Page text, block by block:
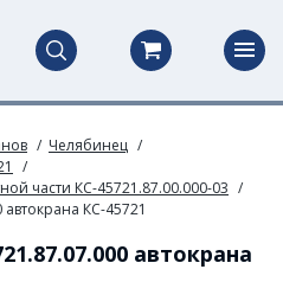
Челябинец
части КС-45721.87.00.000-03
КС-45721
автокрана